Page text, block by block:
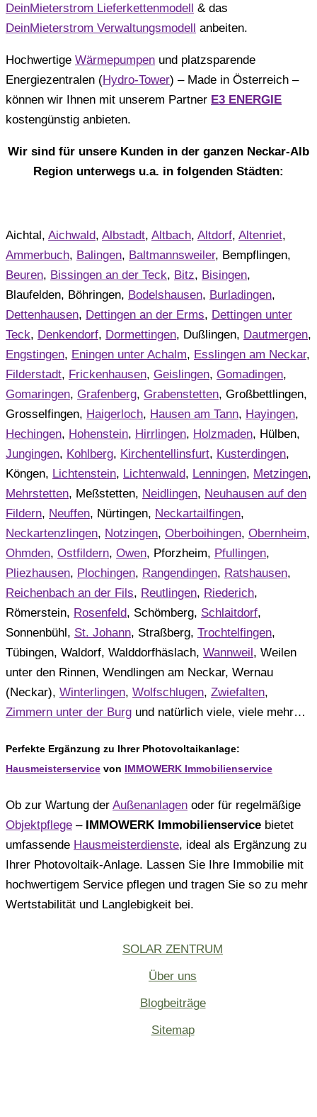
DeinMieterstrom Lieferkettenmodell & das
DeinMieterstrom Verwaltungsmodell anbeiten.
Hochwertige Wärmepumpen und platzsparende
Energiezentralen (Hydro-Tower) – Made in Österreich –
können wir Ihnen mit unserem Partner E3 ENERGIE
kostengünstig anbieten.
Wir sind für unsere Kunden in der ganzen Neckar-Alb
Region unterwegs u.a. in folgenden Städten:
Aichtal, Aichwald, Albstadt, Altbach, Altdorf, Altenriet,
Ammerbuch, Balingen, Baltmannsweiler, Bempflingen,
Beuren, Bissingen an der Teck, Bitz, Bisingen,
Blaufelden, Böhringen, Bodelshausen, Burladingen,
Dettenhausen, Dettingen an der Erms, Dettingen unter
Teck, Denkendorf, Dormettingen, Dußlingen, Dautmergen,
Engstingen, Eningen unter Achalm, Esslingen am Neckar,
Filderstadt, Frickenhausen, Geislingen, Gomadingen,
Gomaringen, Grafenberg, Grabenstetten, Großbettlingen,
Grosselfingen, Haigerloch, Hausen am Tann, Hayingen,
Hechingen, Hohenstein, Hirrlingen, Holzmaden, Hülben,
Jungingen, Kohlberg, Kirchentellinsfurt, Kusterdingen,
Köngen, Lichtenstein, Lichtenwald, Lenningen, Metzingen,
Mehrstetten, Meßstetten, Neidlingen, Neuhausen auf den
Fildern, Neuffen, Nürtingen, Neckartailfingen,
Neckartenzlingen, Notzingen, Oberboihingen, Obernheim,
Ohmden, Ostfildern, Owen, Pforzheim, Pfullingen,
Pliezhausen, Plochingen, Rangendingen, Ratshausen,
Reichenbach an der Fils, Reutlingen, Riederich,
Römerstein, Rosenfeld, Schömberg, Schlaitdorf,
Sonnenbühl, St. Johann, Straßberg, Trochtelfingen,
Tübingen, Waldorf, Walddorfhäslach, Wannweil, Weilen
unter den Rinnen, Wendlingen am Neckar, Wernau
(Neckar), Winterlingen, Wolfschlugen, Zwiefalten,
Zimmern unter der Burg und natürlich viele, viele mehr…
Perfekte Ergänzung zu Ihrer Photovoltaikanlage:
Hausmeisterservice von IMMOWERK Immobilienservice
Ob zur Wartung der Außenanlagen oder für regelmäßige
Objektpflege – IMMOWERK Immobilienservice bietet
umfassende Hausmeisterdienste, ideal als Ergänzung zu
Ihrer Photovoltaik-Anlage. Lassen Sie Ihre Immobilie mit
hochwertigem Service pflegen und tragen Sie so zu mehr
Wertstabilität und Langlebigkeit bei.
SOLAR ZENTRUM
Über uns
Blogbeiträge
Sitemap